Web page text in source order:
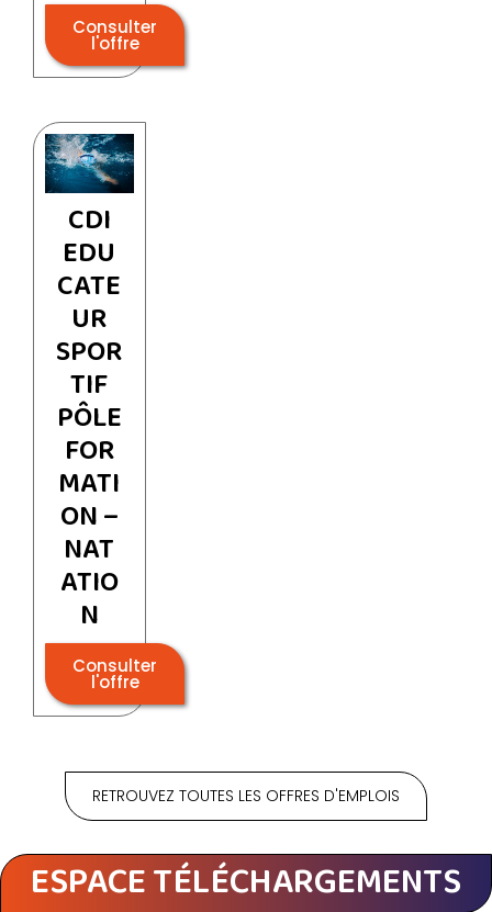
Consulter
l'offre
CDI
EDU
CATE
UR
SPOR
TIF
PÔLE
FOR
MATI
ON –
NAT
ATIO
N
Consulter
l'offre
RETROUVEZ TOUTES LES OFFRES D'EMPLOIS
ESPACE TÉLÉCHARGEMENTS